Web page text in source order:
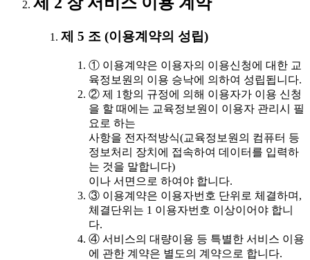
제 5 조 (이용계약의 성립)
① 이용계약은 이용자의 이용신청에 대한 교
육정보원의 이용 승낙에 의하여 성립됩니다.
② 제 1항의 규정에 의해 이용자가 이용 신청
을 할 때에는 교육정보원이 이용자 관리시 필
요로 하는
사항을 전자적방식(교육정보원의 컴퓨터 등
정보처리 장치에 접속하여 데이터를 입력하
는 것을 말합니다)
이나 서면으로 하여야 합니다.
③ 이용계약은 이용자번호 단위로 체결하며,
체결단위는 1 이용자번호 이상이어야 합니
다.
④ 서비스의 대량이용 등 특별한 서비스 이용
에 관한 계약은 별도의 계약으로 합니다.